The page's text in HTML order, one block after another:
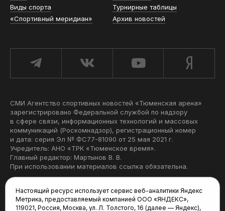
Виды спорта
Турнирные таблицы
«Спортивный меридиан»
Архив новостей
СМИ Агентство спортивных новостей «Тюменская арена»
зарегистрировано Федеральной службой по надзору
в сфере связи, информационных технологий и массовых
коммуникаций (Роскомнадзор), регистрационный номер
и дата: серия Эл № ФС77-81090 от 25 мая 2021 г.
Учредитель: АНО «ТРК «Тюменское время».
Главный редактор: Мартынов В. В.
При использовании материалов ссылка обязательна.
Редакция:
Настоящий ресурс использует сервис веб-аналитики Яндекс
Метрика, предоставляемый компанией ООО «ЯНДЕКС»,
119021, Россия, Москва, ул. Л. Толстого, 16 (далее — Яндекс),